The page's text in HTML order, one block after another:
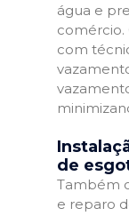
água e
comércio.
com
de
Também
e reparo